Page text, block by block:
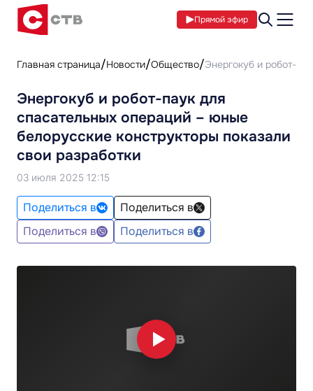
Прямой эфир
Главная страница Новости Общество Энергокуб и робот-
Энергокуб и робот-паук для
спасательных операций – юные
белорусские конструкторы показали
свои разработки
03 июля 2025 12:15
Поделиться в
Поделиться в
Поделиться в
Поделиться в